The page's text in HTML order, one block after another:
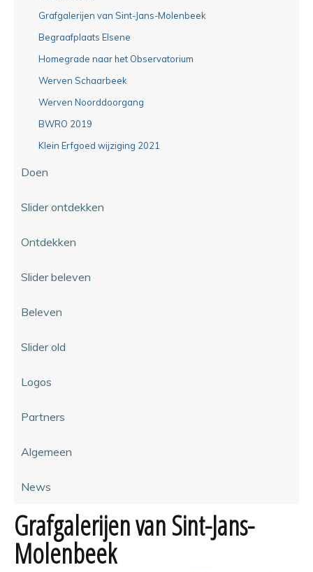
Grafgalerijen van Sint-Jans-Molenbeek
Begraafplaats Elsene
Homegrade naar het Observatorium
Werven Schaarbeek
Werven Noorddoorgang
BWRO 2019
Klein Erfgoed wijziging 2021
Doen
Slider ontdekken
Ontdekken
Slider beleven
Beleven
Slider old
Logos
Partners
Algemeen
News
Grafgalerijen van Sint-Jans-
Molenbeek